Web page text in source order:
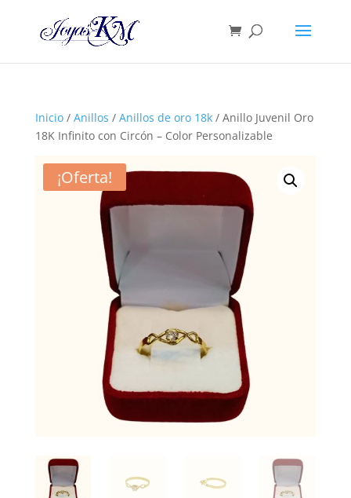
Inicio/ Anillos / Anillos de oro 18k/ Anillo Juvenil Oro
18K Infinito con Circón – Color Personalizable
¡Oferta!